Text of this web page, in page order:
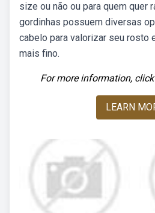
size ou não ou para quem quer
gordinhas possuem diversas
cabelo para valorizar seu rosto
mais fino.
For more information,
LEARN